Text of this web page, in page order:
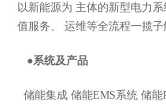
以新能源为 主体的新型电力
值服务、 运维等全流程一揽子
●系统及产品
储能集成 储能EMS系统 储